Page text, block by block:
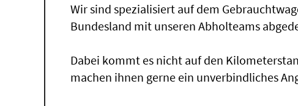
Wir sind spezialisiert auf dem
Bundesland mit unseren Abholteams
Dabei kommt es nicht auf den
machen ihnen gerne ein unverbindliches